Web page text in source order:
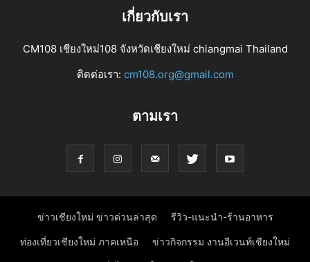
เกี่ยวกับเรา
CM108 เชียงใหม่108 จังหวัดเชียงใหม่ chiangmai Thailand
ติดต่อเรา: cm108.org@gmail.com
ตามเรา
ข่าวเชียงใหม่ ข่าวด่วนล่าสุด รีวิว-แนะนำ-ร้านอาหาร
ท่องเที่ยวเชียงใหม่ ภาคเหนือ ข่าวกิจกรรม งานอีเวนท์เชียงใหม่